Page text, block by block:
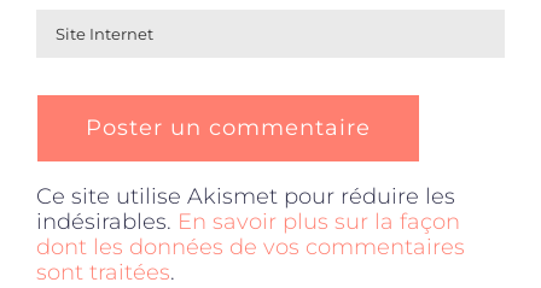
Ce site utilise Akismet pour réduire les
indésirables. En savoir plus sur la façon
dont les données de vos commentaires
sont traitées.